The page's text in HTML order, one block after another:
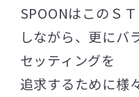
SPOONはこのＳ
しながら、更にバ
セッティングを
追求するために様